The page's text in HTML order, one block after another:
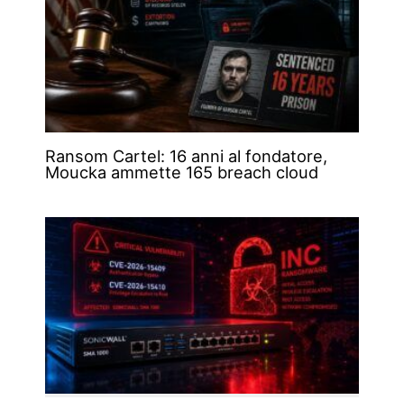
Ransom Cartel: 16 anni al fondatore,
Moucka ammette 165 breach cloud